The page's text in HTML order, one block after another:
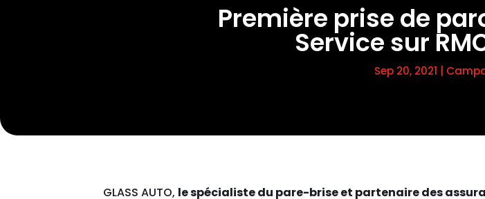
Première prise de
Service sur
Sep 20, 2021 |
GLASS AUTO, le spécialiste du pare-brise et partenaire des